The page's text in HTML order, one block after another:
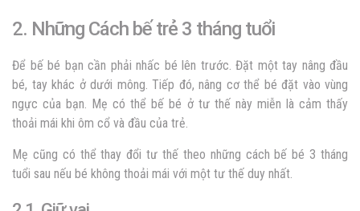
2. Những Cách bế trẻ 3 tháng tuổi
Để bế bé bạn cần phải nhấc bé lên trước. Đặt một tay nâng đầu
bé, tay khác ở dưới mông. Tiếp đó, nâng cơ thể bé đặt vào vùng
ngực của bạn. Mẹ có thể bế bé ở tư thế này miễn là cảm thấy
thoải mái khi ôm cổ và đầu của trẻ.
Mẹ cũng có thể thay đổi tư thế theo những cách bế bé 3 tháng
tuổi sau nếu bé không thoải mái với một tư thế duy nhất.